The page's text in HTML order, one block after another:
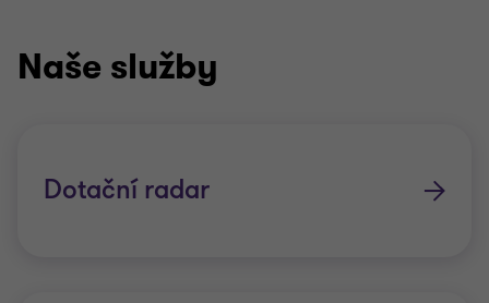
Naše služby
Dotační radar